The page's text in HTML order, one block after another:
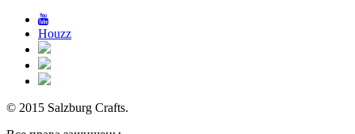
Houzz
© 2015 Salzburg Crafts.